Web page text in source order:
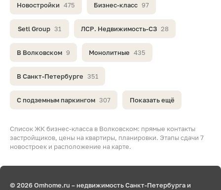
Список ЖК бизнес-класса в Волковском: прямые контакты
застройщиков, цены на квартиры, планировки. Этапы сдачи 7
новостроек и расположение на карте.
Новостройки 475 Бизнес-класс 97
Setl Group 31 ЛСР. Недвижимость-СЗ 28
В Волковском 9 Монолитные 435
В Санкт-Петербурге 351
С подземным паркингом 307 Показать ещё
© 2026 Omhome.ru – недвижимость Санкт-Петербурга и